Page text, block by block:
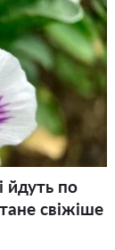
йдуть по
свіжіше